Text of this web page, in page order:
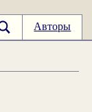
Авторы